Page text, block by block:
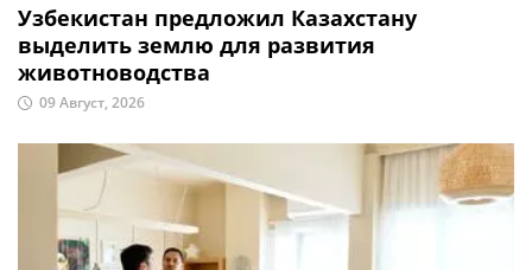
Узбекистан предложил Казахстану
выделить землю для развития
животноводства
09 Август, 2026